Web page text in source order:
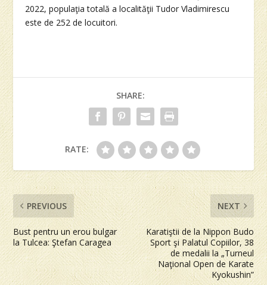
2022, populaţia totală a localităţii Tudor Vladimirescu
este de 252 de locuitori.
SHARE:
RATE:
PREVIOUS
Bust pentru un erou bulgar
la Tulcea: Ştefan Caragea
NEXT
Karatiştii de la Nippon Budo
Sport şi Palatul Copiilor, 38
de medalii la „Turneul
Naţional Open de Karate
Kyokushin”